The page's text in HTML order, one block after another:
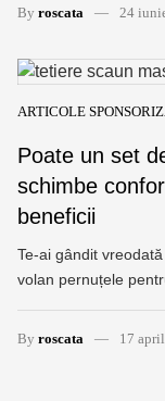
By roscata 24
ARTICOLE
Poate un set
schimbe
beneficii
Te-ai gândit
volan pernuțele
By roscata 17